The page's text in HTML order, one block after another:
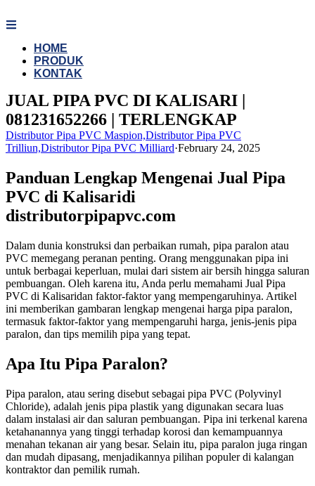
to
HOME
PRODUK
KONTAK
JUAL PIPA PVC DI KALISARI |
081231652266 | TERLENGKAP
Distributor Pipa PVC Maspion,Distributor Pipa PVC
Trilliun,Distributor Pipa PVC Milliard·February 24, 2025
Panduan Lengkap Mengenai Jual Pipa
PVC di Kalisaridi
distributorpipapvc.com
Dalam dunia konstruksi dan perbaikan rumah, pipa paralon atau
PVC memegang peranan penting. Orang menggunakan pipa ini
untuk berbagai keperluan, mulai dari sistem air bersih hingga saluran
pembuangan. Oleh karena itu, Anda perlu memahami Jual Pipa
PVC di Kalisaridan faktor-faktor yang mempengaruhinya. Artikel
ini memberikan gambaran lengkap mengenai harga pipa paralon,
termasuk faktor-faktor yang mempengaruhi harga, jenis-jenis pipa
paralon, dan tips memilih pipa yang tepat.
Apa Itu Pipa Paralon?
Pipa paralon, atau sering disebut sebagai pipa PVC (Polyvinyl
Chloride), adalah jenis pipa plastik yang digunakan secara luas
dalam instalasi air dan saluran pembuangan. Pipa ini terkenal karena
ketahanannya yang tinggi terhadap korosi dan kemampuannya
menahan tekanan air yang besar. Selain itu, pipa paralon juga ringan
dan mudah dipasang, menjadikannya pilihan populer di kalangan
kontraktor dan pemilik rumah.